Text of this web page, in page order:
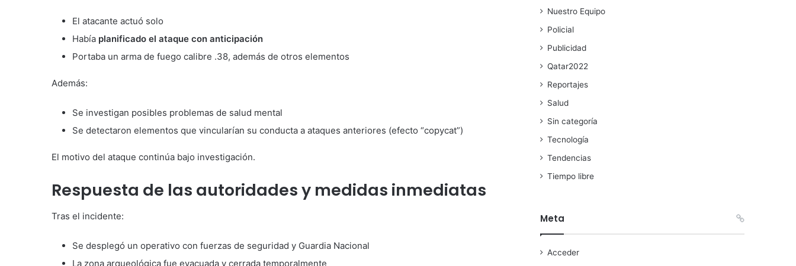
El atacante actuó solo
Había planificado el ataque con anticipación
Portaba un arma de fuego calibre .38, además de otros elementos
Además:
Se investigan posibles problemas de salud mental
Se detectaron elementos que vincularían su conducta a ataques anteriores (efecto “copycat”)
El motivo del ataque continúa bajo investigación.
Respuesta de las autoridades y medidas inmediatas
Tras el incidente:
Se desplegó un operativo con fuerzas de seguridad y Guardia Nacional
La zona arqueológica fue evacuada y cerrada temporalmente
Nuestro Equipo
Policial
Publicidad
Qatar2022
Reportajes
Salud
Sin categoría
Tecnología
Tendencias
Tiempo libre
Meta
Acceder